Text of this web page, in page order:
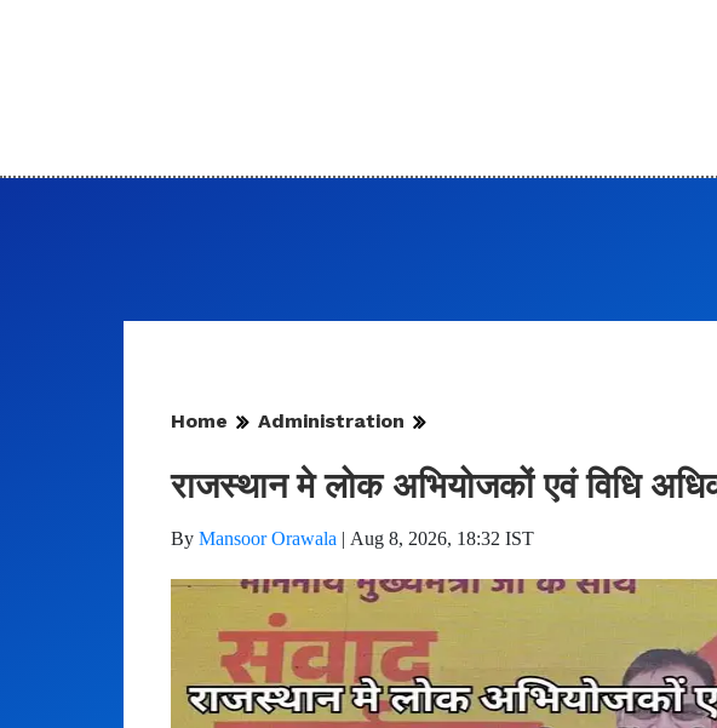
Home Administration
राजस्थान मे लोक अभियोजकों एवं विधि
By Mansoor Orawala | Aug 8, 2026, 18:32 IST